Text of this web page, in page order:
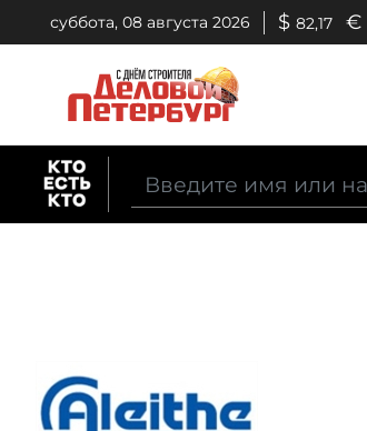
суббота, 08 августа 2026 $ 82,17 €